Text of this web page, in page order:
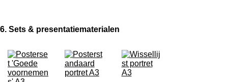
6. Sets & presentatiematerialen